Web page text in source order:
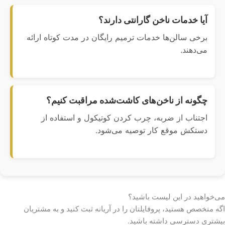
آیا خدمات ناخن گارانتی دارند؟
برخی سالن‌ها خدمات ترمیم رایگان در مدت کوتاه ارائه
می‌دهند.
چگونه از ناخن‌های کاشت‌شده مراقبت کنیم؟
اجتناب از ضربه، چرب کردن کوتیکول و استفاده از
دستکش موقع کار توصیه می‌شود.
می‌خواهید در این لیست باشید؟
اگه متخصص هستید، پروفایلتان را در آریانه ثبت کنید و به مشتریان
بیشتری دسترسی داشته باشید.